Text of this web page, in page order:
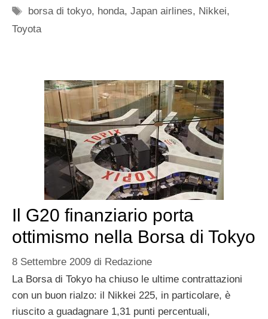
Tag
borsa di tokyo, honda,Japan airlines, Nikkei,
Toyota
Il G20 finanziario porta
ottimismo nella Borsa di Tokyo
8 Settembre 2009 di Redazione
La Borsa di Tokyo ha chiuso le ultime contrattazioni
con un buon rialzo: il Nikkei 225, in particolare, è
riuscito a guadagnare 1,31 punti percentuali,